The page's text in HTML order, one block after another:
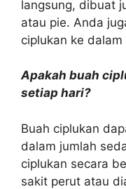
langsung, dibuat
atau pie. Anda
ciplukan ke
Apakah buah
setiap hari?
Buah ciplukan
dalam jumlah
ciplukan secara
sakit perut atau